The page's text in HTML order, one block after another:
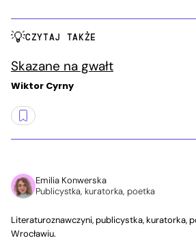
CZYTAJ TAKŻE
Skazane na gwałt
Wiktor Cyrny
Emilia Konwerska
Publicystka, kuratorka, poetka
Literaturoznawczyni, publicystka, kuratorka,
Wrocławiu.